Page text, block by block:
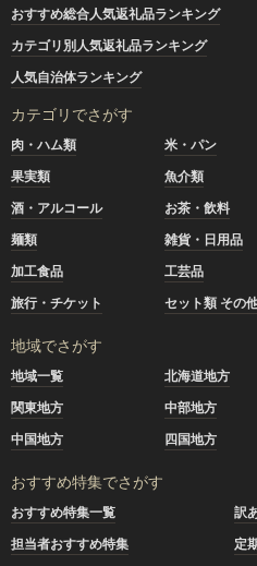
おすすめ総合人気返礼品ランキング
カテゴリ別人気返礼品ランキング
人気自治体ランキング
カテゴリでさがす
肉・ハム類 米・パン
果実類
魚介類
酒・アルコール
お茶・飲料
麺類
雑貨・日用品
加工食品
工芸品
旅行・チケット
セット類 その
地域でさがす
地域一覧 北海道地方
関東地方
中部地方
中国地方
四国地方
おすすめ特集でさがす
おすすめ特集一覧
訳
担当者おすすめ特集
定